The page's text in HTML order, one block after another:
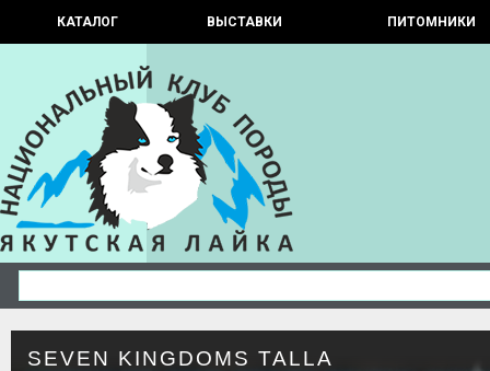
КАТАЛОГ ВЫСТАВКИ ПИТОМНИКИ
SEVEN KINGDOMS TALLA